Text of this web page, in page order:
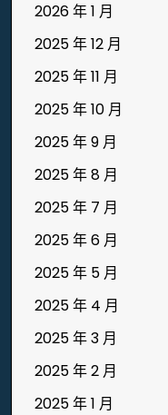
2026 年 1 月
2025 年 12 月
2025 年 11 月
2025 年 10 月
2025 年 9 月
2025 年 8 月
2025 年 7 月
2025 年 6 月
2025 年 5 月
2025 年 4 月
2025 年 3 月
2025 年 2 月
2025 年 1 月